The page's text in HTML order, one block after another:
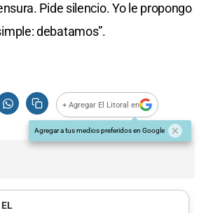
Pide silencio. Yo le propongo
debatamos”.
+ Agregar El Litoral en
Agregar a tus medios preferidos en Google